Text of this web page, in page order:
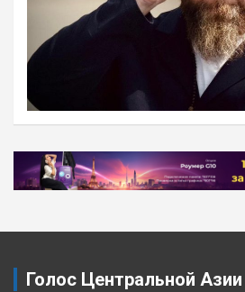
Навигация
по
Голос Центральной Азии